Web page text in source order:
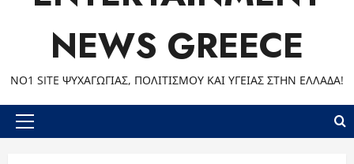
NEWS GREECE
ΝΟ1 SITE ΨΥΧΑΓΩΓΊΑΣ, ΠΟΛΙΤΙΣΜΟΎ ΚΑΙ ΥΓΕΊΑΣ ΣΤΗΝ ΕΛΛΆΔΑ!
Primary